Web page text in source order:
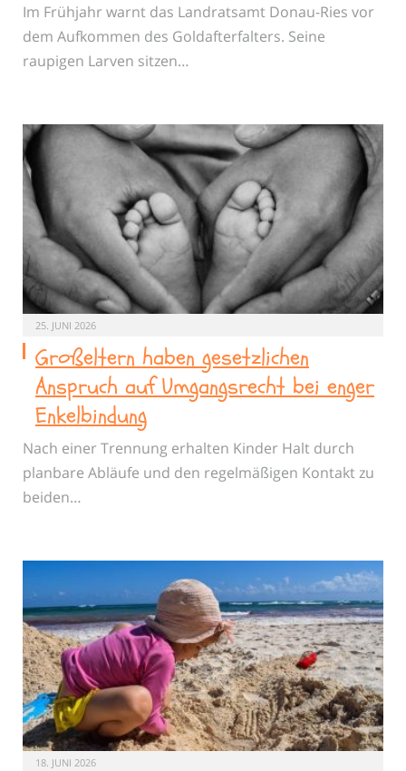
Im Frühjahr warnt das Landratsamt Donau-Ries vor
dem Aufkommen des Goldafterfalters. Seine
raupigen Larven sitzen…
25. JUNI 2026
Großeltern haben gesetzlichen
Anspruch auf Umgangsrecht bei enger
Enkelbindung
Nach einer Trennung erhalten Kinder Halt durch
planbare Abläufe und den regelmäßigen Kontakt zu
beiden…
18. JUNI 2026